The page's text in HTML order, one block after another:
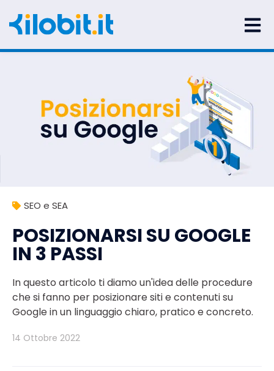
SEO e SEA
POSIZIONARSI SU GOOGLE
IN 3 PASSI
In questo articolo ti diamo un'idea delle procedure
che si fanno per posizionare siti e contenuti su
Google in un linguaggio chiaro, pratico e concreto.
14 Ottobre 2022